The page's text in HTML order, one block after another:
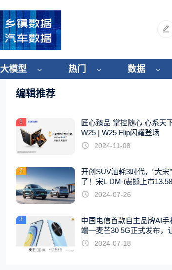
大模型 热门 数据
编辑推荐
1
匠心臻品 掌控随心 心系天
W25 | W25 Flip闪耀登场
2024-11-08
2
开创SUV油耗3时代，“大宋
了！宋L DM-i震撼上市
起
2024-07-26
3
中国电信首款自主品牌AI手
端—麦芒30 5G正式发布，
触手可及2024-07-18